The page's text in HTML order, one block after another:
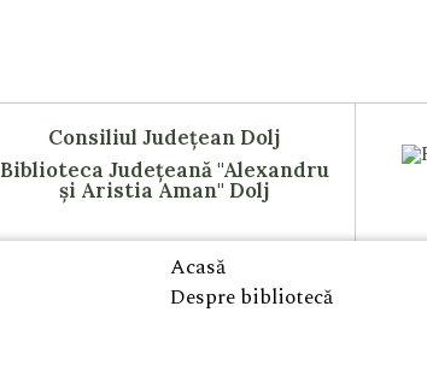
Consiliul Județean Dolj
Biblioteca Județeană "Alexandru
și Aristia Aman" Dolj
Acasă
Despre bibliotecă